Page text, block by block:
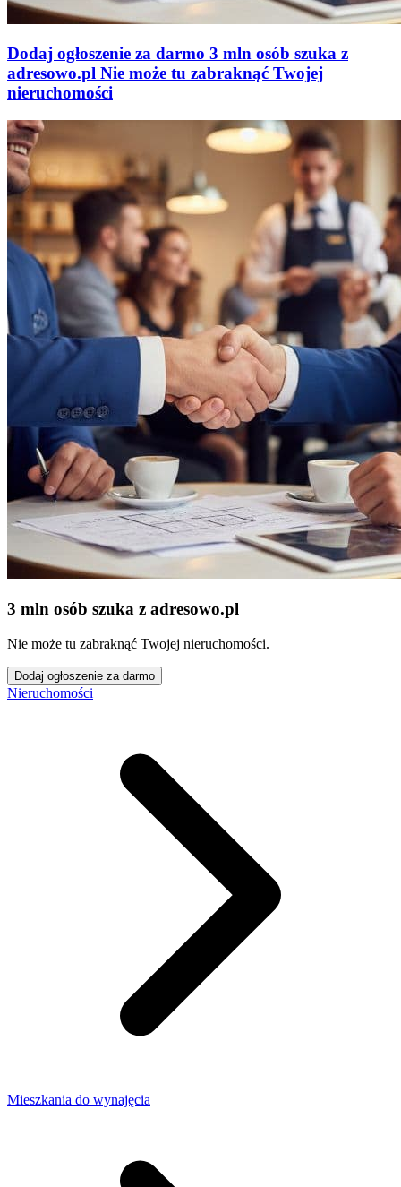
Dodaj ogłoszenie za darmo 3 mln osób szuka z
adresowo.pl Nie może tu zabraknąć Twojej
nieruchomości
3 mln osób szuka z adresowo.pl
Nie może tu zabraknąć Twojej nieruchomości.
Dodaj ogłoszenie za darmo
Nieruchomości
Mieszkania do wynajęcia